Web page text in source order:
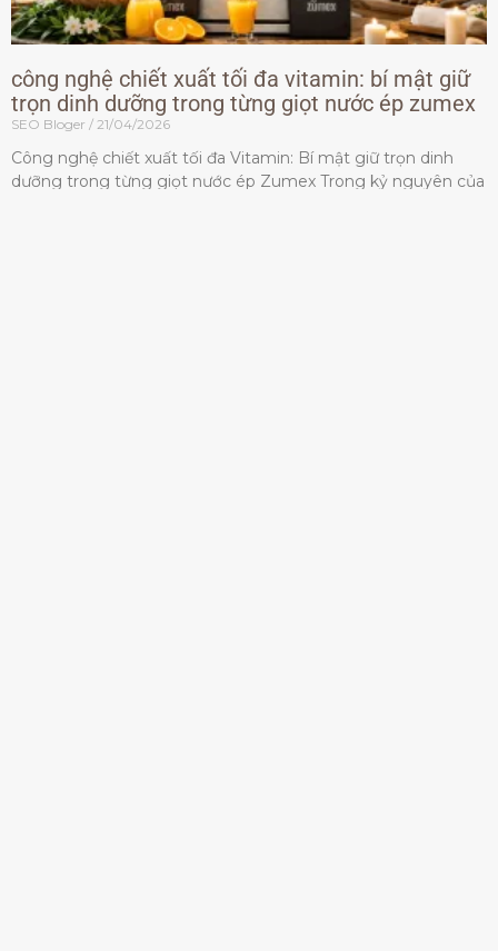
công nghệ chiết xuất tối đa vitamin: bí mật giữ
trọn dinh dưỡng trong từng giọt nước ép zumex
SEO Bloger 21/04/2026
Công nghệ chiết xuất tối đa Vitamin: Bí mật giữ trọn dinh
dưỡng trong từng giọt nước ép Zumex Trong kỷ nguyên của